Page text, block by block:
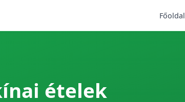
Főoldal
ételek